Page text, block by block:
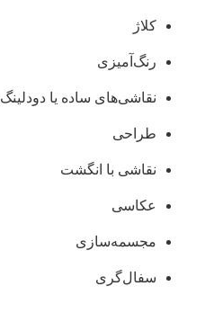
کلاژ
رنگ‌آمیزی
نقاشی‌های ساده یا دودلینگ
طراحی
نقاشی با انگشت
عکاسی
مجسمه‌سازی
سفال‌گری